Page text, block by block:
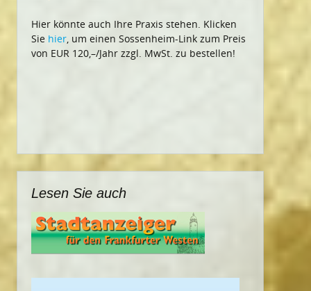
Hier könnte auch Ihre Praxis stehen. Klicken
Sie hier , um einen Sossenheim-Link zum Preis
von EUR 120,–/Jahr zzgl. MwSt. zu bestellen!
Lesen Sie auch